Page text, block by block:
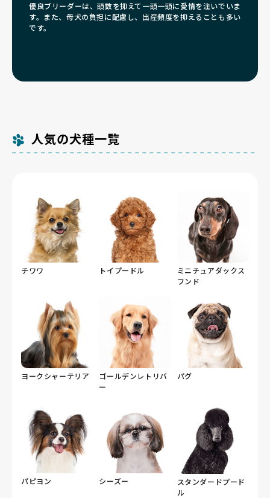
優良ブリーダーは、頭数を抑えて一頭一頭に愛情を注いでいま
す。また、母犬の負担に配慮し、出産頻度を抑えることも多い
です。
人気の犬種一覧
チワワ トイプードル
ミニチュアダックス
フンド
ヨークシャーテリア
ゴールデンレトリバ
ー
パグ
パピヨン シーズー
スタンダードプード
ル